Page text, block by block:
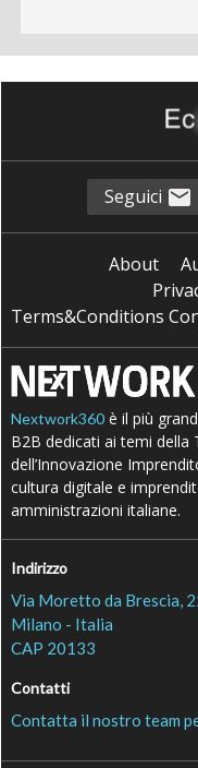
Seguici
About
Terms&Conditions
Nextwork360 è il più
B2B dedicati ai temi
dell’Innovazione
cultura digitale e
amministrazioni italiane.
Indirizzo
Via Moretto da Brescia,
Milano - Italia
CAP 20133
Contatti
Contatta il nostro team